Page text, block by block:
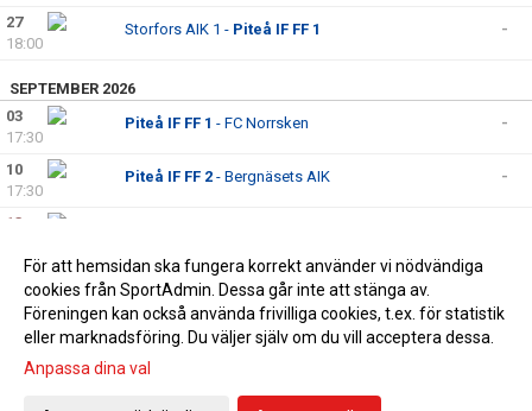
27
18:00
Storfors AIK 1 - Piteå IF FF 1 -
SEPTEMBER 2026
03
17:30
Piteå IF FF 1 - FC Norrsken -
10
17:30
Piteå IF FF 2 - Bergnäsets AIK -
13
17:30
Piteå IF FF 1 - Södra United
Gå till Webbversion
För att hemsidan ska fungera korrekt använder vi nödvändiga
cookies från SportAdmin. Dessa går inte att stänga av.
Föreningen kan också använda frivilliga cookies, t.ex. för statistik
eller marknadsföring. Du väljer själv om du vill acceptera dessa.
Anpassa dina val